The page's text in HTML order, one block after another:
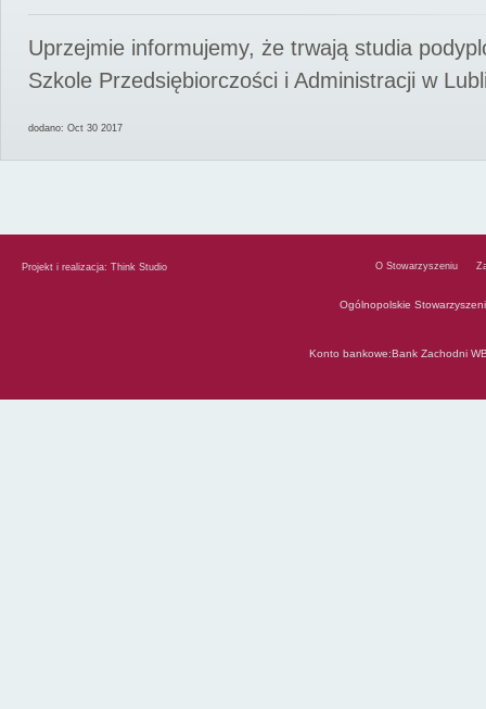
Uprzejmie informujemy, że trwają studia
Szkole Przedsiębiorczości i Administracji w
dodano: Oct 30 2017
Projekt i realizacja: Think Studio O Stowarzyszeniu
Ogólnopolskie
Konto bankowe:Bank Zachodni